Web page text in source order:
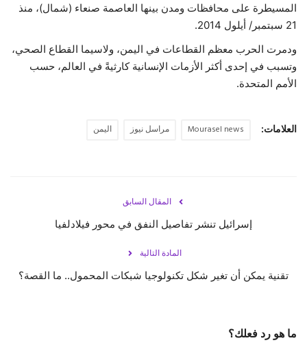
المسيطرة على محافظات ومدن بينها العاصمة صنعاء (شمال)، منذ
21 سبتمبر/ أيلول 2014.
ودمرت الحرب معظم القطاعات في اليمن، ولاسيما القطاع الصحي،
وتسبب في إحدى أكثر الأزمات الإنسانية كارثيةً في العالم، حسب
الأمم المتحدة.
العلامات: Mourasel news مراسل نيوز اليمن
المقال السابق
إسرائيل تنشر تفاصيل النفق في محور فيلادلفيا
المادة التالية
تقنية يمكن أن تغير شكل تكنولوجيا شبكات المحمول.. ما القصة؟
ما هو رد فعلك؟